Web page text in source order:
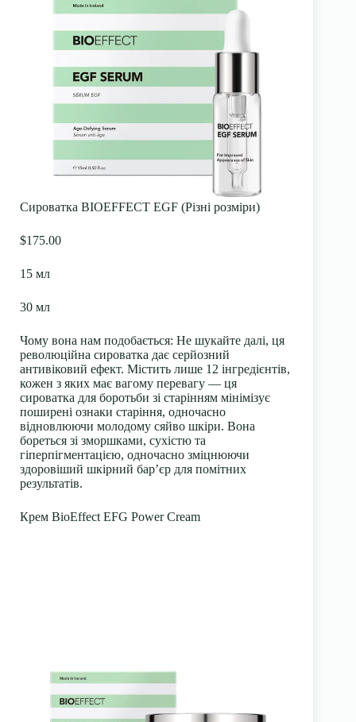
Сироватка BIOEFFECT EGF (Різні розміри)
$175.00
15 мл
30 мл
Чому вона нам подобається: Не шукайте далі, ця
революційна сироватка дає серйозний
антивіковий ефект. Містить лише 12 інгредієнтів,
кожен з яких має вагому перевагу — ця
сироватка для боротьби зі старінням мінімізує
поширені ознаки старіння, одночасно
відновлюючи молодому сяйво шкіри. Вона
бореться зі зморшками, сухістю та
гіперпігментацією, одночасно зміцнюючи
здоровіший шкірний бар’єр для помітних
результатів.
Крем BioEffect EFG Power Cream